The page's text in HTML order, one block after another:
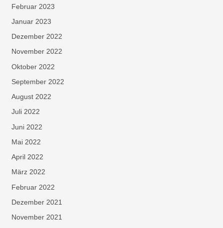
Februar 2023
Januar 2023
Dezember 2022
November 2022
Oktober 2022
September 2022
August 2022
Juli 2022
Juni 2022
Mai 2022
April 2022
März 2022
Februar 2022
Dezember 2021
November 2021